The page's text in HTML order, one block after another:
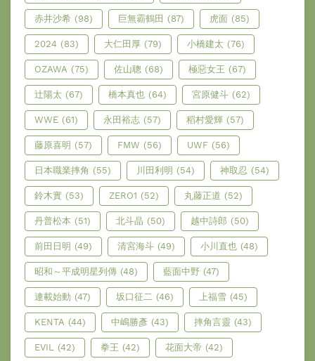
赤井沙希 (98) 巨無霸鶴田 (87) 虎面 (85)
2024 (83) 大仁田厚 (79) 小橋建太 (76)
OZAWA (75) 佐山聰 (68) 極惡女王 (67)
辻陽太 (67) 橋本真也 (64) 宮原健斗 (62)
WWE (61) 永田裕志 (57) 稻村愛輝 (57)
藤原喜明 (57) FMW (56) UWF (56)
日本職業摔角 (55) 川田利明 (54) 神取忍 (54)
鈴木實 (53) ZERO1 (52) 丸藤正道 (52)
丹普松本 (51) 北斗晶 (50) 越中詩郎 (50)
前田日明 (49) 清宮海斗 (49) 小川直也 (48)
昭和～平成明星列傳 (48) 藍面中野 (47)
連載始動 (47) 坂口征二 (46) 上福雪 (45)
KENTA (44) 中嶋勝彥 (43) 摔角言靈 (43)
EVIL (42) 拳王 (42) 花面大帝 (42)